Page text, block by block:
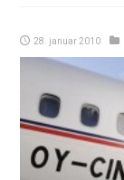
28. januar 2010